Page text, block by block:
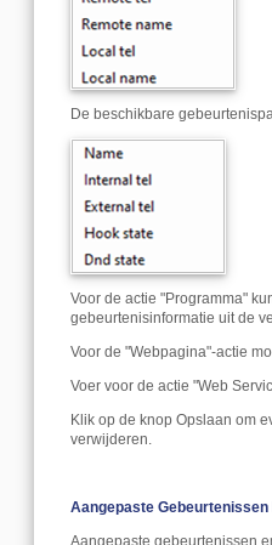
De beschikbare
Voor de actie "Programma"
gebeurtenisinformatie uit de
Voor de "Webpagina"-actie
Voer voor de actie "Web
Klik op de knop Opslaan om
verwijderen.
Aangepaste Gebeurtenissen
Aangepaste gebeurtenissen